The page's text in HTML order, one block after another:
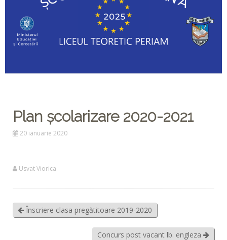
Plan școlarizare 2020-2021
20 ianuarie 2020
Usvat Viorica
Înscriere clasa pregătitoare 2019-2020
Concurs post vacant lb. engleza